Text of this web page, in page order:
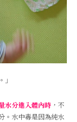
水分進入體內時 ，不
。水中毒是因為純水